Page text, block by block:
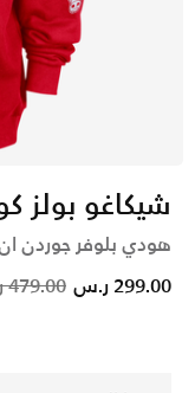
شيكاغو بولز
هودي بلوفر جوردن
from
479.00 ر.س 299.00 ر.س